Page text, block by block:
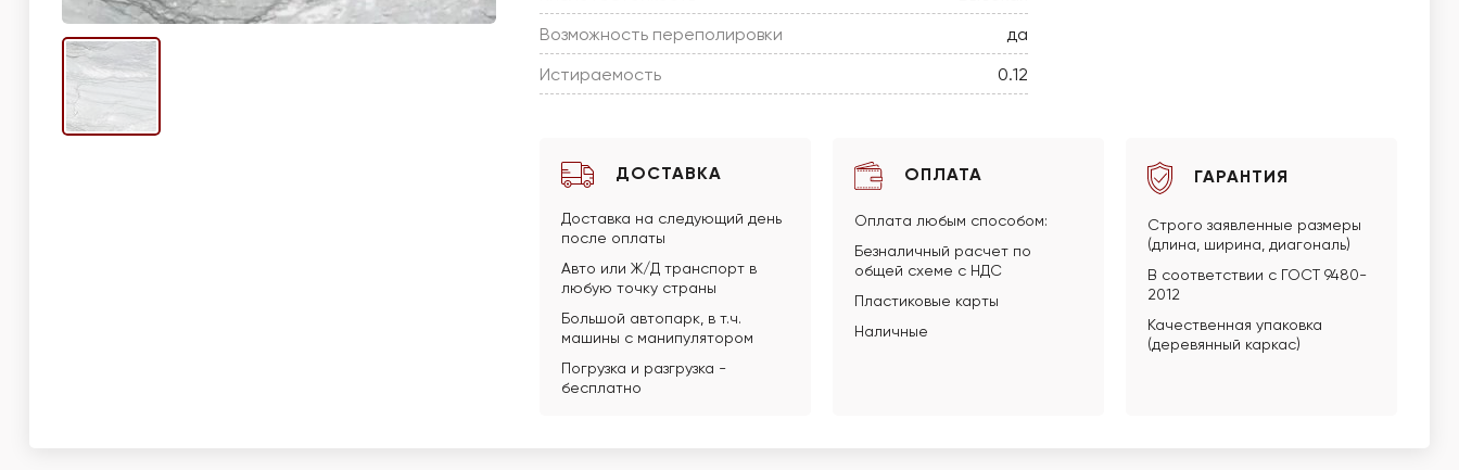
Возможность переполировки да
Истираемость 0.12
ДОСТАВКА
Доставка на следующий день
после оплаты
Авто или Ж/Д транспорт в
любую точку страны
Большой автопарк, в т.ч.
машины с манипулятором
Погрузка и разгрузка -
бесплатно
ОПЛАТА
Оплата любым способом:
Безналичный расчет по
общей схеме с НДС
Пластиковые карты
Наличные
ГАРАНТИЯ
Строго заявленные размеры
(длина, ширина, диагональ)
В соответствии с ГОСТ 9480-
2012
Качественная упаковка
(деревянный каркас)